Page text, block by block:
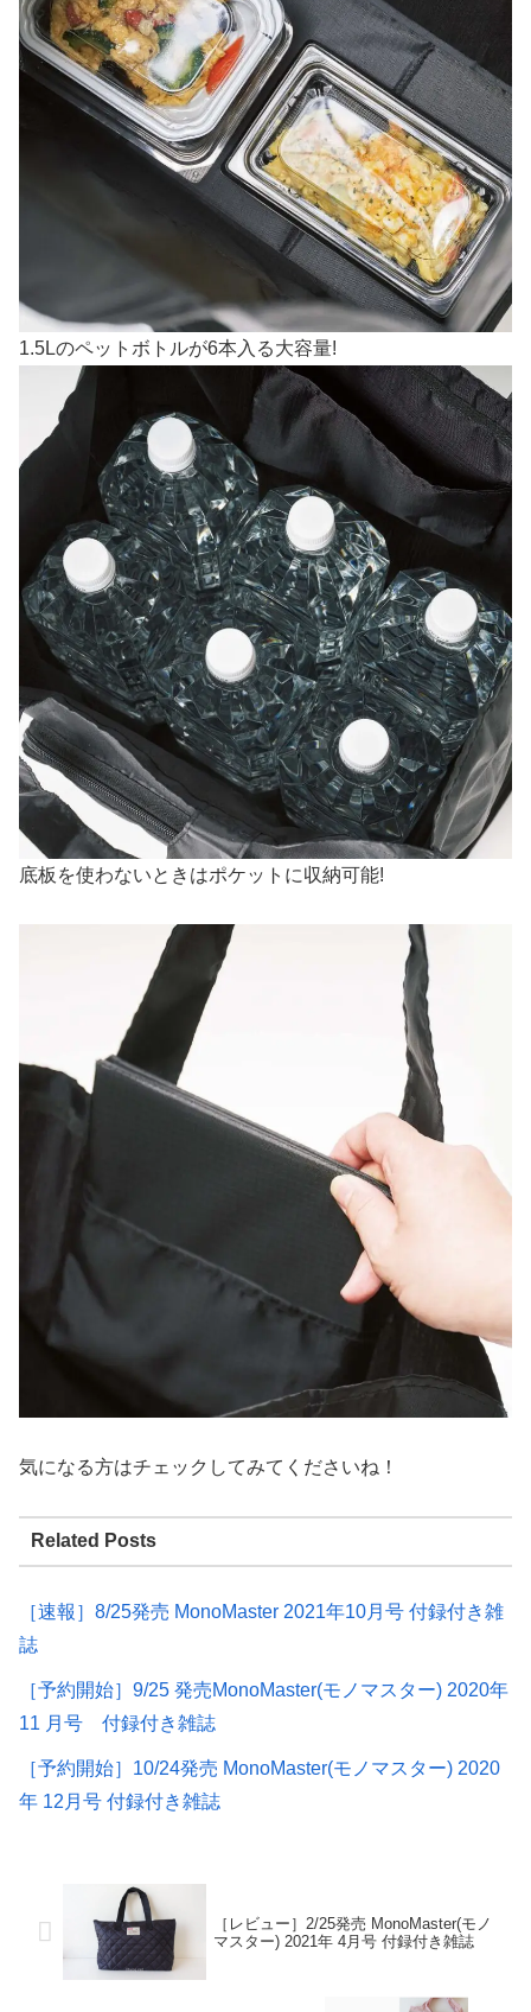
1.5Lのペットボトルが6本入る大容量!
底板を使わないときはポケットに収納可能!
気になる方はチェックしてみてくださいね！
Related Posts
［速報］8/25発売 MonoMaster 2021年10月号 付録付き雑
誌
［予約開始］9/25 発売MonoMaster(モノマスター) 2020年
11 月号 付録付き雑誌
［予約開始］10/24発売 MonoMaster(モノマスター) 2020
年 12月号 付録付き雑誌
［レビュー］2/25発売 MonoMaster(モノ
マスター) 2021年 4月号 付録付き雑誌